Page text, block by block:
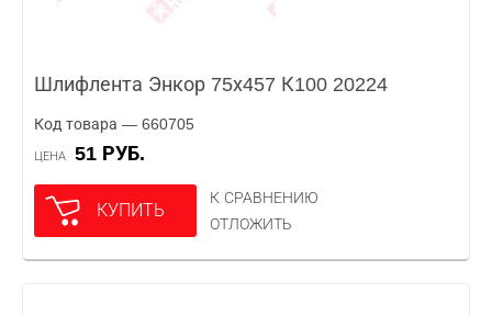
Шлифлента Энкор 75х457 К100 20224
Код товара — 660705
ЦЕНА 51 РУБ.
КУПИТЬ
К СРАВНЕНИЮ
ОТЛОЖИТЬ